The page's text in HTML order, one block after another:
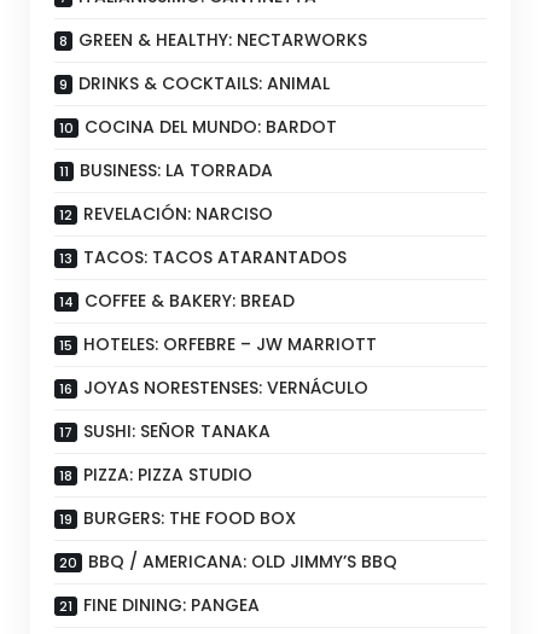
GREEN & HEALTHY: NECTARWORKS
DRINKS & COCKTAILS: ANIMAL
COCINA DEL MUNDO: BARDOT
BUSINESS: LA TORRADA
REVELACIÓN: NARCISO
TACOS: TACOS ATARANTADOS
COFFEE & BAKERY: BREAD
HOTELES: ORFEBRE – JW MARRIOTT
JOYAS NORESTENSES: VERNÁCULO
SUSHI: SEÑOR TANAKA
PIZZA: PIZZA STUDIO
BURGERS: THE FOOD BOX
BBQ / AMERICANA: OLD JIMMY’S BBQ
FINE DINING: PANGEA